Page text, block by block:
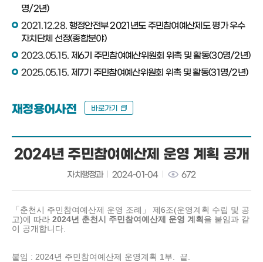
명/2년)
2021.12.28. 행정안전부 2021년도 주민참여예산제도 평가 우수
자치단체 선정(종합분야)
2023.05.15. 제6기 주민참여예산위원회 위촉 및 활동(30명/2년)
2025.05.15. 제7기 주민참여예산위원회 위촉 및 활동(31명/2년)
재정용어사전 바로가기
2024년 주민참여예산제 운영 계획 공개
자치행정과 2024-01-04 672
「춘천시 주민참여예산제 운영 조례」
제6조(운영계획 수립 및 공
고)에 따라 2024년 춘천시 주민참여예산제 운영 계획 을 붙임과 같
이 공개합니다.
붙임 : 2024년 주민참여예산제 운영계획 1부. 끝.